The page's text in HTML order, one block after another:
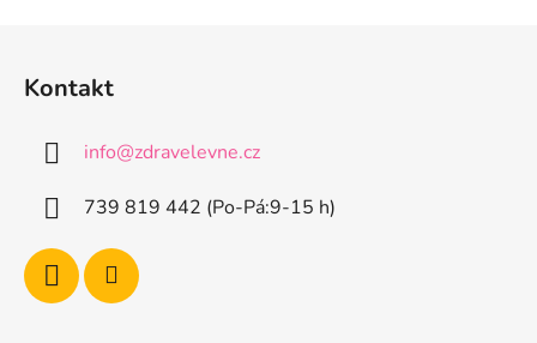
Kontakt
info@zdravelevne.cz
739 819 442 (Po-Pá:9-15 h)